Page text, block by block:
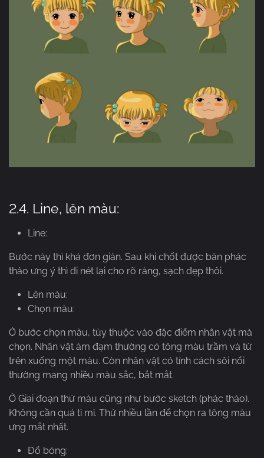
2.4. Line, lên màu:
Line:
Bước này thì khá đơn giản. Sau khi chốt được bản phác
thảo ưng ý thì đi nét lại cho rõ ràng, sạch đẹp thôi.
Lên màu:
Chọn màu:
Ở bước chọn màu, tùy thuộc vào đặc điểm nhân vật mà
chọn. Nhân vật ảm đạm thường có tông màu trầm và từ
trên xuống một màu. Còn nhân vật có tính cách sôi nổi
thường mang nhiều màu sắc, bắt mắt.
Ở Giai đoạn thử màu cũng như bước sketch (phác thảo).
Không cần quá tỉ mỉ. Thử nhiều lần để chọn ra tông màu
ưng mắt nhất.
Đổ bóng: